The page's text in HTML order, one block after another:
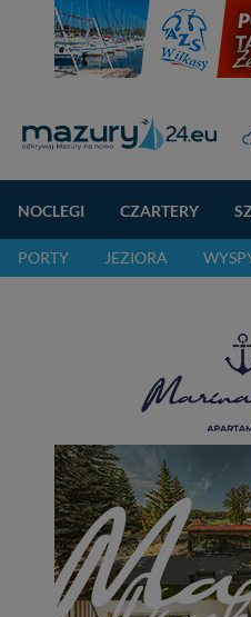
NOCLEGI CZARTERY
PORTY JEZIORA